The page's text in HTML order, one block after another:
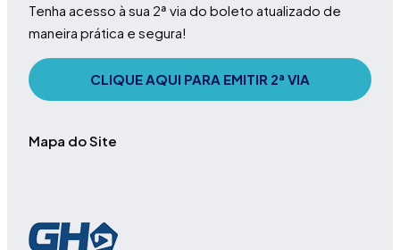
Tenha acesso à sua 2ª via do boleto atualizado de
maneira prática e segura!
CLIQUE AQUI PARA EMITIR 2ª VIA
Mapa do Site